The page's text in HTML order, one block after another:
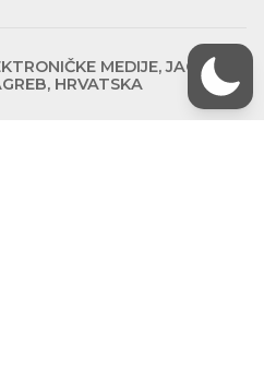
MEDIJE, JAGIĆEVA
HRVATSKA